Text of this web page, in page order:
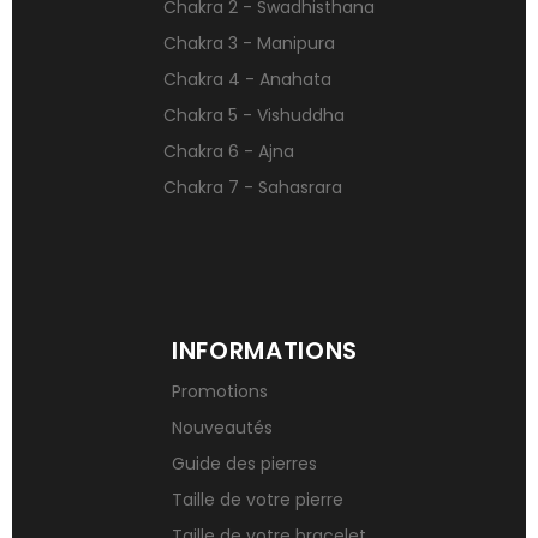
Signification des pierres de naissance
Chakra 2 - Swadhisthana
Chakra 3 - Manipura
Chakra 4 - Anahata
Chakra 5 - Vishuddha
Chakra 6 - Ajna
Chakra 7 - Sahasrara
INFORMATIONS
Promotions
Nouveautés
Guide des pierres
Taille de votre pierre